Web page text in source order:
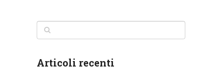
Articoli recenti